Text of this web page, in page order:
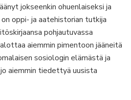
2017)
jokseenkin ohuenlaiseksi ja
oppi- ja aatehistorian tutkija
pohjautuvassa
aiemmin pimentoon jääneitä
sosiologin elämästä ja
aiemmin tiedettyä uusista